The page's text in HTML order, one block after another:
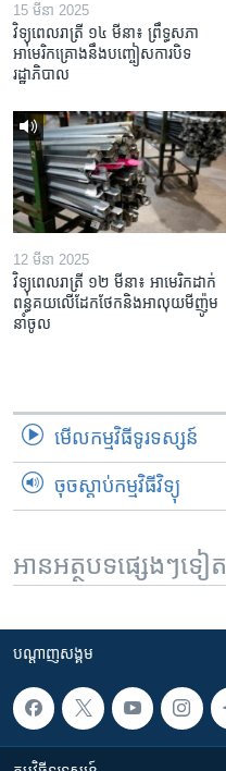
15 មីនា 2025
វិទ្យុពេលរាត្រី ១៤ មីនា៖ ព្រឹទ្ធសភា
អាមេរិកគ្រោងនឹងបញ្ចៀសការបិទ
រដ្ឋាភិបាល
12 មីនា 2025
វិទ្យុពេលរាត្រី ១២ មីនា៖ អាមេរិក​ដាក់​
ពន្ធគយ​លើ​ដែកថែក​និង​អាលុយ​មីញ៉ូម​
នាំចូល
មើល​កម្មវិធី​ទូរទស្សន៍
ចុចស្តាប់កម្មវិធីវិទ្យុ
អានអត្ថបទផ្សេងៗទៀត
បណ្តាញ​សង្គម